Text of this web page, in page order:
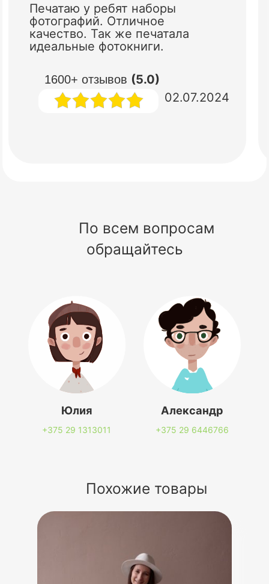
1600+ отзывов (5.0)
Печатаю у ребят наборы
фотографий. Отличное
качество. Так же печатала
идеальные фотокниги.
02.07.2024
По всем вопросам
обращайтесь
Юлия
+375 29 1313011
Александр
+375 29 6446766
Похожие товары